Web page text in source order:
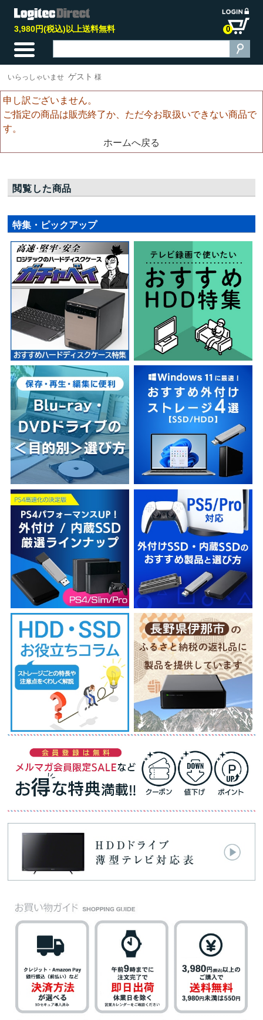
3,980円(税込)以上送料無料 0
いらっしゃいませ ゲスト 様
申し訳ございません。
ご指定の商品は販売終了か、ただ今お取扱いできない商品で
す。
ホームへ戻る
閲覧した商品
特集・ピックアップ